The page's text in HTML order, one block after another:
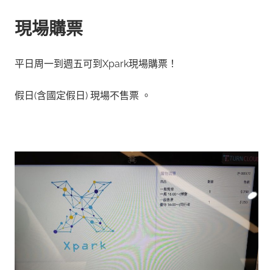
現場購票
平日周一到週五可到Xpark現場購票！
假日(含國定假日) 現場不售票 。